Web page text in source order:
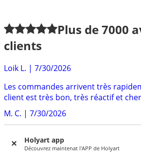
Holyart app
Découvrez maintenat l'APP de Holyart
Plus de7000
clients
Loik L. | 7/30/2026
Les commandes arrivent très
client est très bon, très réactif et
M. C. | 7/30/2026
Cela fait déjà un an ou deux que je
Holyart , je n'ai jamais été déçue,